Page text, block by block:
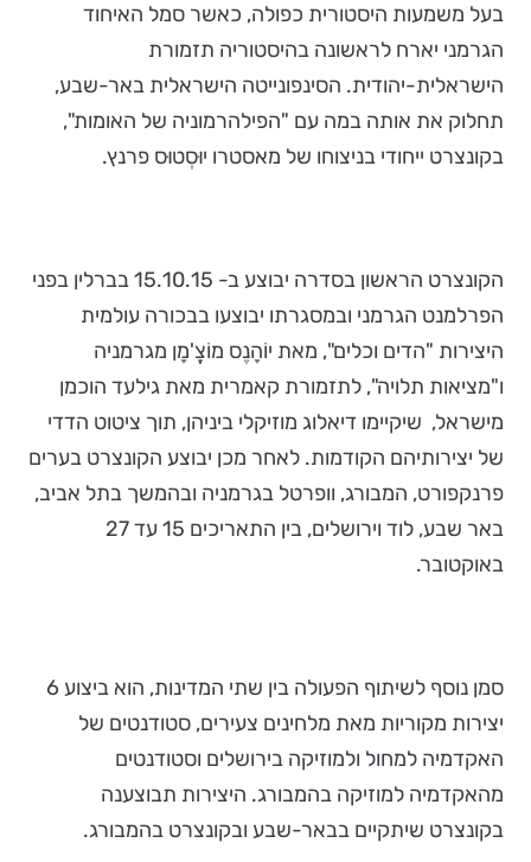
בעל משמעות היסטורית כפולה, כאשר סמל האיחוד
הגרמני יארח לראשונה בהיסטוריה תזמורת
הישראלית-יהודית. הסינפונייטה הישראלית באר-שבע,
תחלוק את אותה במה עם "הפילהרמוניה של האומות",
בקונצרט ייחודי בניצוחו של מאסטרו יוּסְטוּס פרנץ.
הקונצרט הראשון בסדרה יבוצע ב- 15.10.15 בברלין בפני
הפרלמנט הגרמני ובמסגרתו יבוצעו בבכורה עולמית
היצירות "הדים וכלים", מאת יוֹהָנֶס מוֹצֱ'מָן מגרמניה
ו"מציאות תלויה", לתזמורת קאמרית מאת גילעד הוכמן
מישראל, שיקיימו דיאלוג מוזיקלי ביניהן, תוך ציטוט הדדי
של יצירותיהם הקודמות. לאחר מכן יבוצע הקונצרט בערים
פרנקפורט, המבורג, וופרטל בגרמניה ובהמשך בתל אביב,
באר שבע, לוד וירושלים, בין התאריכים 15 עד 27
באוקטובר.
סמן נוסף לשיתוף הפעולה בין שתי המדינות, הוא ביצוע 6
יצירות מקוריות מאת מלחינים צעירים, סטודנטים של
האקדמיה למחול ולמוזיקה בירושלים וסטודנטים
מהאקדמיה למוזיקה בהמבורג. היצירות תבוצענה
בקונצרט שיתקיים בבאר-שבע ובקונצרט בהמבורג.